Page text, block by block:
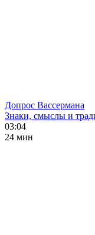
Допрос Вассермана
Знаки, смыслы и
03:04
24 мин